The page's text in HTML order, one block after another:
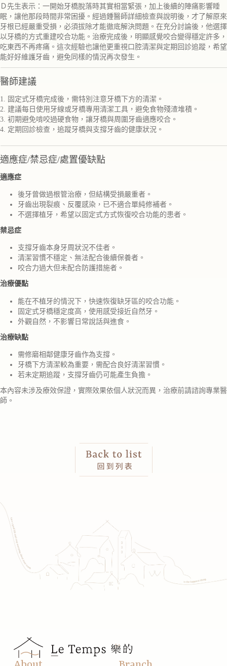
Ｄ先生表示：一開始牙橋脫落時其實相當緊張，加上後續的陣痛影響睡
眠，讓他那段時間非常困擾。經過鍾醫師詳細檢查與說明後，才了解原來
牙根已經嚴重受損，必須拔除才能徹底解決問題。在充分討論後，他選擇
以牙橋的方式重建咬合功能。治療完成後，明顯感覺咬合變得穩定許多，
吃東西不再疼痛。這次經驗也讓他更重視口腔清潔與定期回診追蹤，希望
能好好維護牙齒，避免同樣的情況再次發生。
醫師建議
1. 固定式牙橋完成後，需特別注意牙橋下方的清潔。
2. 建議每日使用牙線或牙橋專用清潔工具，避免食物殘渣堆積。
3. 初期避免啃咬過硬食物，讓牙橋與周圍牙齒適應咬合。
4. 定期回診檢查，追蹤牙橋與支撐牙齒的健康狀況。
適應症/禁忌症/處置優缺點
適應症
後牙曾做過根管治療，但結構受損嚴重者。
牙齒出現裂痕、反覆感染，已不適合單純修補者。
不選擇植牙，希望以固定式方式恢復咬合功能的患者。
禁忌症
支撐牙齒本身牙周狀況不佳者。
清潔習慣不穩定、無法配合後續保養者。
咬合力過大但未配合防護措施者。
治療優點
能在不植牙的情況下，快速恢復缺牙區的咬合功能。
固定式牙橋穩定度高，使用感受接近自然牙。
外觀自然，不影響日常說話與進食。
治療缺點
需修磨相鄰健康牙齒作為支撐。
牙橋下方清潔較為重要，需配合良好清潔習慣。
若未定期追蹤，支撐牙齒仍可能產生負擔。
本內容未涉及療效保證，實際效果依個人狀況而異，治療前請諮詢專業醫
師。